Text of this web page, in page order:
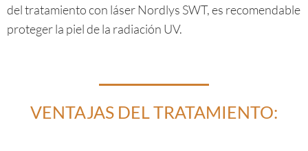
del tratamiento con láser Nordlys SWT, es recomendable
proteger la piel de la radiación UV.
VENTAJAS DEL TRATAMIENTO: